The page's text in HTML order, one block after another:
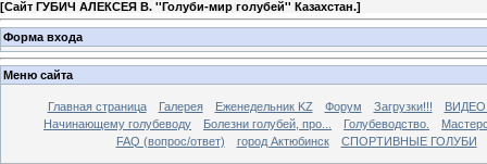
[Сайт ГУБИЧ АЛЕКСЕЯ В. ''Голуби-мир голубей'' Казахстан.]
Форма входа
Меню сайта
Главная страница Галерея Еженедельник KZ Форум Загрузки!!!
Начинающему голубеводу
Болезни голубей, про... Голубеводство.
FAQ (вопрос/ответ)
город Актюбинск СПОРТИВНЫЕ ГОЛУБИ